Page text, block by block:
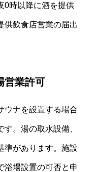
0時以降に酒を提供
供飲食店営業の届出
営業許可
ウナを設置する場合
。湯の取水設備、
準があります。施設
浴場設置の可否と申